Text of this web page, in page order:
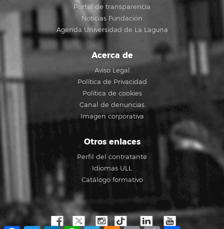
Portal de transparencia
Noticias Fundación
Agenda Universidad de La Laguna
Acerca de
Aviso Legal
Política de Privacidad
Política de cookies
Canal de denuncias
Imagen corporativa
Otros enlaces
Perfil del contratante
Idiomas ULL
Catálogo formativo